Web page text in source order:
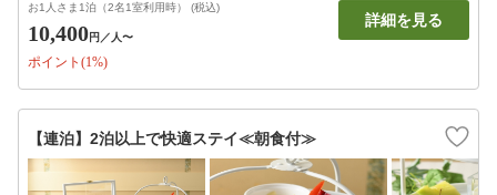
お1人さま1泊（2名1室利用時） (税込)
10,400円 ／人〜
ポイント(1%)
詳細を見る
【連泊】2泊以上で快適ステイ≪朝食付≫